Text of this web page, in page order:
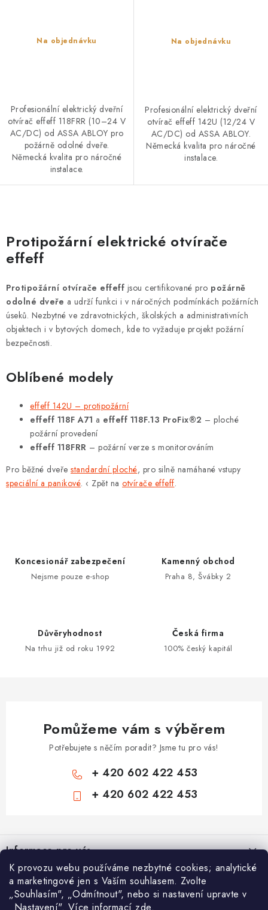
K provozu webu používáme nezbytné cookies; analytické
a marketingové jen s Vaším souhlasem. Zvolte
„Souhlasím", „Odmítnout", nebo si nastavení upravte v
Na objednávku
Profesionální elektrický dveřní
otvírač effeff 118FRR (10–24 V
AC/DC) od ASSA ABLOY pro
požárně odolné dveře.
Německá kvalita pro náročné
instalace.
Na objednávku
Profesionální elektrický dveřní
otvírač effeff 142U (12/24 V
AC/DC) od ASSA ABLOY.
Německá kvalita pro náročné
instalace.
v
l
á
d
a
c
í
p
v
i
s
Protipožární elektrické otvírače
effeff
Protipožární otvírače effeff jsou certifikované pro požárně
odolné dveře a udrží funkci i v náročných podmínkách požárních
úseků. Nezbytné ve zdravotnických, školských a administrativních
objektech i v bytových domech, kde to vyžaduje projekt požární
bezpečnosti.
Oblíbené modely
effeff 142U – protipožární
effeff 118F A71 a effeff 118F.13 ProFix®2 – ploché
požární provedení
effeff 118FRR – požární verze s monitorováním
Pro běžné dveře standardní ploché, pro silně namáhané vstupy
speciální a panikové. ‹ Zpět na otvírače effeff.
Koncesionář zabezpečení
Nejsme pouze e-shop
Kamenný obchod
Praha 8, Švábky 2
Důvěryhodnost
Na trhu již od roku 1992
Česká firma
100% český kapitál
Pomůžeme vám s výběrem
Potřebujete s něčím poradit? Jsme tu pro vás!
+ 420 602 422 453
+ 420 602 422 453
á
pInformace pro vás
Zámečnické služby
Státní instituce
Nákupní košík